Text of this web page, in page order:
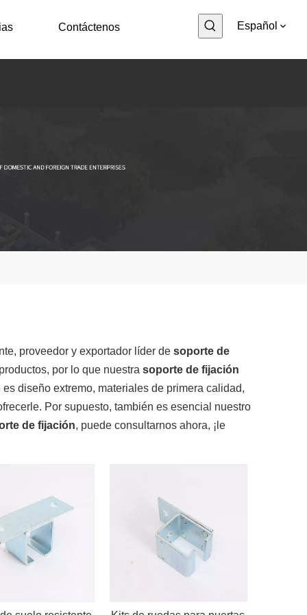
Contáctenos Español
proveedor y exportador líder de soporte de
por lo que nuestra soporte de fijación
diseño extremo, materiales de primera calidad,
Por supuesto, también es esencial nuestro
de fijación, puede consultarnos ahora, ¡le